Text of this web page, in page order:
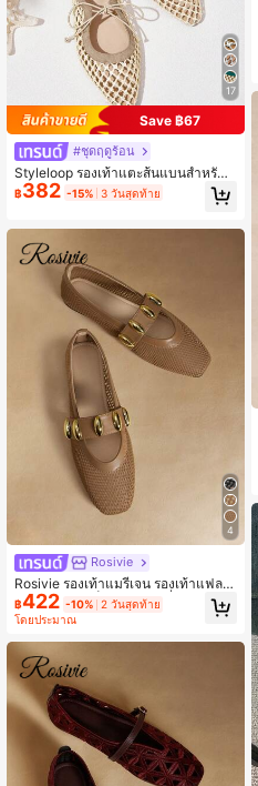
17
Save ฿67
#ชุดฤดูร้อน
Styleloop รองเท้าแตะส้นแบนสำหรับผู้
หญิง, สไตล์โบฮีเมียน, เรโทรอเมริกัน, โ
บฮีเมียน, ตะวันตก, เทศกาลดนตรี, ปาร์
ง
฿382 -15% 3 วันสุดท้าย
4
Rosivie
Rosivie รองเท้าแมรี่เจน รองเท้าแฟลต
แบบกลวงหัวเข็มขัดสไตล์ฝรั่งเศสใหม่
สำหรับผู้หญิงฤดูร้อน
฿422 -10% 2 วันสุดท้าย
โดยประมาณ